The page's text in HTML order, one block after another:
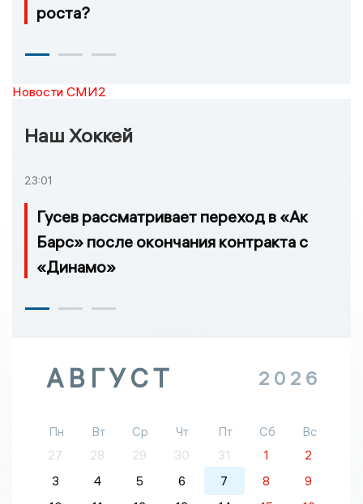
роста?
Новости СМИ2
Наш Хоккей
23:01
Гусев рассматривает переход в «Ак
Барс» после окончания контракта с
«Динамо»
АВГУСТ 2026
Пн Вт Ср Чт Пт Сб
Вс
27
28 29 30 31 1
2
3
4 5 6 7 8
9